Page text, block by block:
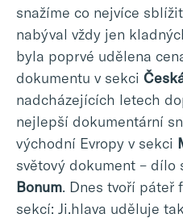
snažíme co nejvíce
nabýval vždy jen
byla poprvé udělena
dokumentu v sekci
nadcházejících letech
nejlepší dokumentární
východní Evropy v sekci
světový dokument – dílo
Bonum. Dnes tvoří páteř
sekcí: Ji.hlava uděluje